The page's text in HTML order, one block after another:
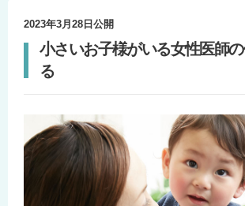
2023年3月28日 公開
小さいお子様がいる女性医師
る